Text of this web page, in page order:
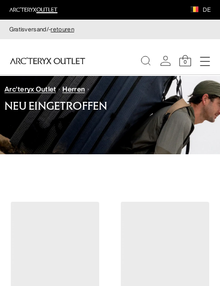
DE
Gratisversand/-retouren
0
DAMEN
HERREN
Arc'teryx Outlet Herren
NEU EINGETROFFEN